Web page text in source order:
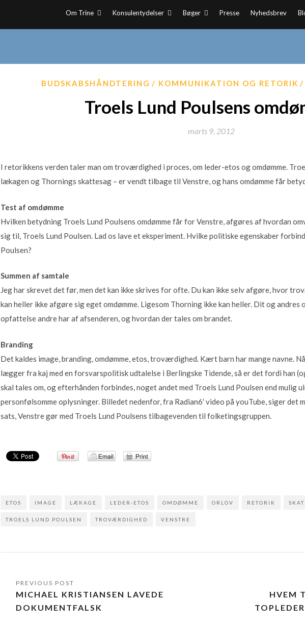
Om Trine Konsulentydelser Bøger Presse Nyhedsbrev
BUDSKABSHÅNDTERING KOMMUNIKATION OG RETORIK
Troels Lund Poulsens
marts 9, 2012
I retorikkens verden taler man om troværdighed i proces, om leder-etos og omdømme.
lækagen og Thornings skattesag – er vendt tilbage til Venstre, og hans omdømme får
Test af omdømme
Hvilken betydning Troels Lund Poulsens omdømme får for Venstre, afgøres af hvordan
sig til, Troels Lund Poulsen. Lad os lave et eksperiment. Hvilke politiske egenskaber
Poulsen?
Summen af samtale
Jeg har skrevet det før, men det kan ikke skrives for ofte. Du kan ikke selv afgøre, hvor
kan heller ikke afgøre sig eget omdømme. Ligesom Thorning ikke kan heller. Dit og andres
opfattelse andre har af afsenderen, og hvordan der tales om brandet.
Branding
Det kaldes image, branding, omdømme, etos, troværdighed. Kært barn har mange navne.
lægger fra kaj med en forsvarspolitisk udtalelse i Berlingske Tidende, så er det fordi han
skal tales om, og efterhånden forbindes, noget andet med Troels Lund Poulsen end mulig
personfølsomme oplysninger. Billedet nedenfor, fra Radian6′ video på youTube, siger det
sats, Venstre gør med Troels Lund Poulsens tilbagevenden til folketingsgruppen.
ETOS IMAGE LÆKAGE LEDER-ETOS OMDØMME ORLOV RETORIK SKAT
TROELS LUND POULSEN TROVÆRDIGHED VENSTRE
Indlægsnavigation
MICHAEL KRISTIANSEN LAVEDE
DOKUMENTFALSK
HVEM